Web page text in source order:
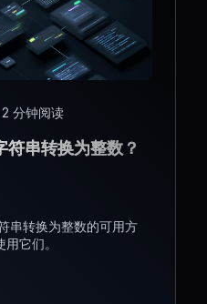
2 分钟阅读
串转换为整数？
串转换为整数的可用方
它们。